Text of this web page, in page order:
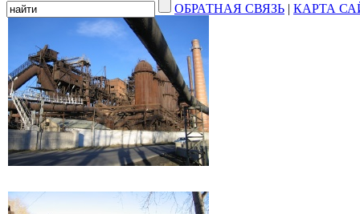
ОБРАТНАЯ СВЯЗЬ | КАРТА